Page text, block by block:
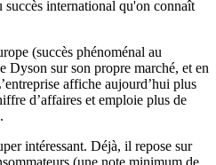
international qu'on connaît
(succès phénoménal au
Dyson sur son propre marché, et en
affiche aujourd’hui plus
d’affaires et emploie plus de
intéressant. Déjà, il repose sur
(une note minimum de